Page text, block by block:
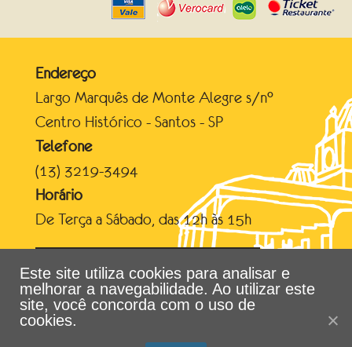
Endereço
Largo Marquês de Monte Alegre s/n°
Centro Histórico - Santos - SP
Telefone
(13) 3219-3494
Horário
De Terça a Sábado, das 12h às 15h
Conheça a Estação do Valongo
Este site utiliza cookies para analisar e
melhorar a navegabilidade. Ao utilizar este
site, você concorda com o uso de
cookies.